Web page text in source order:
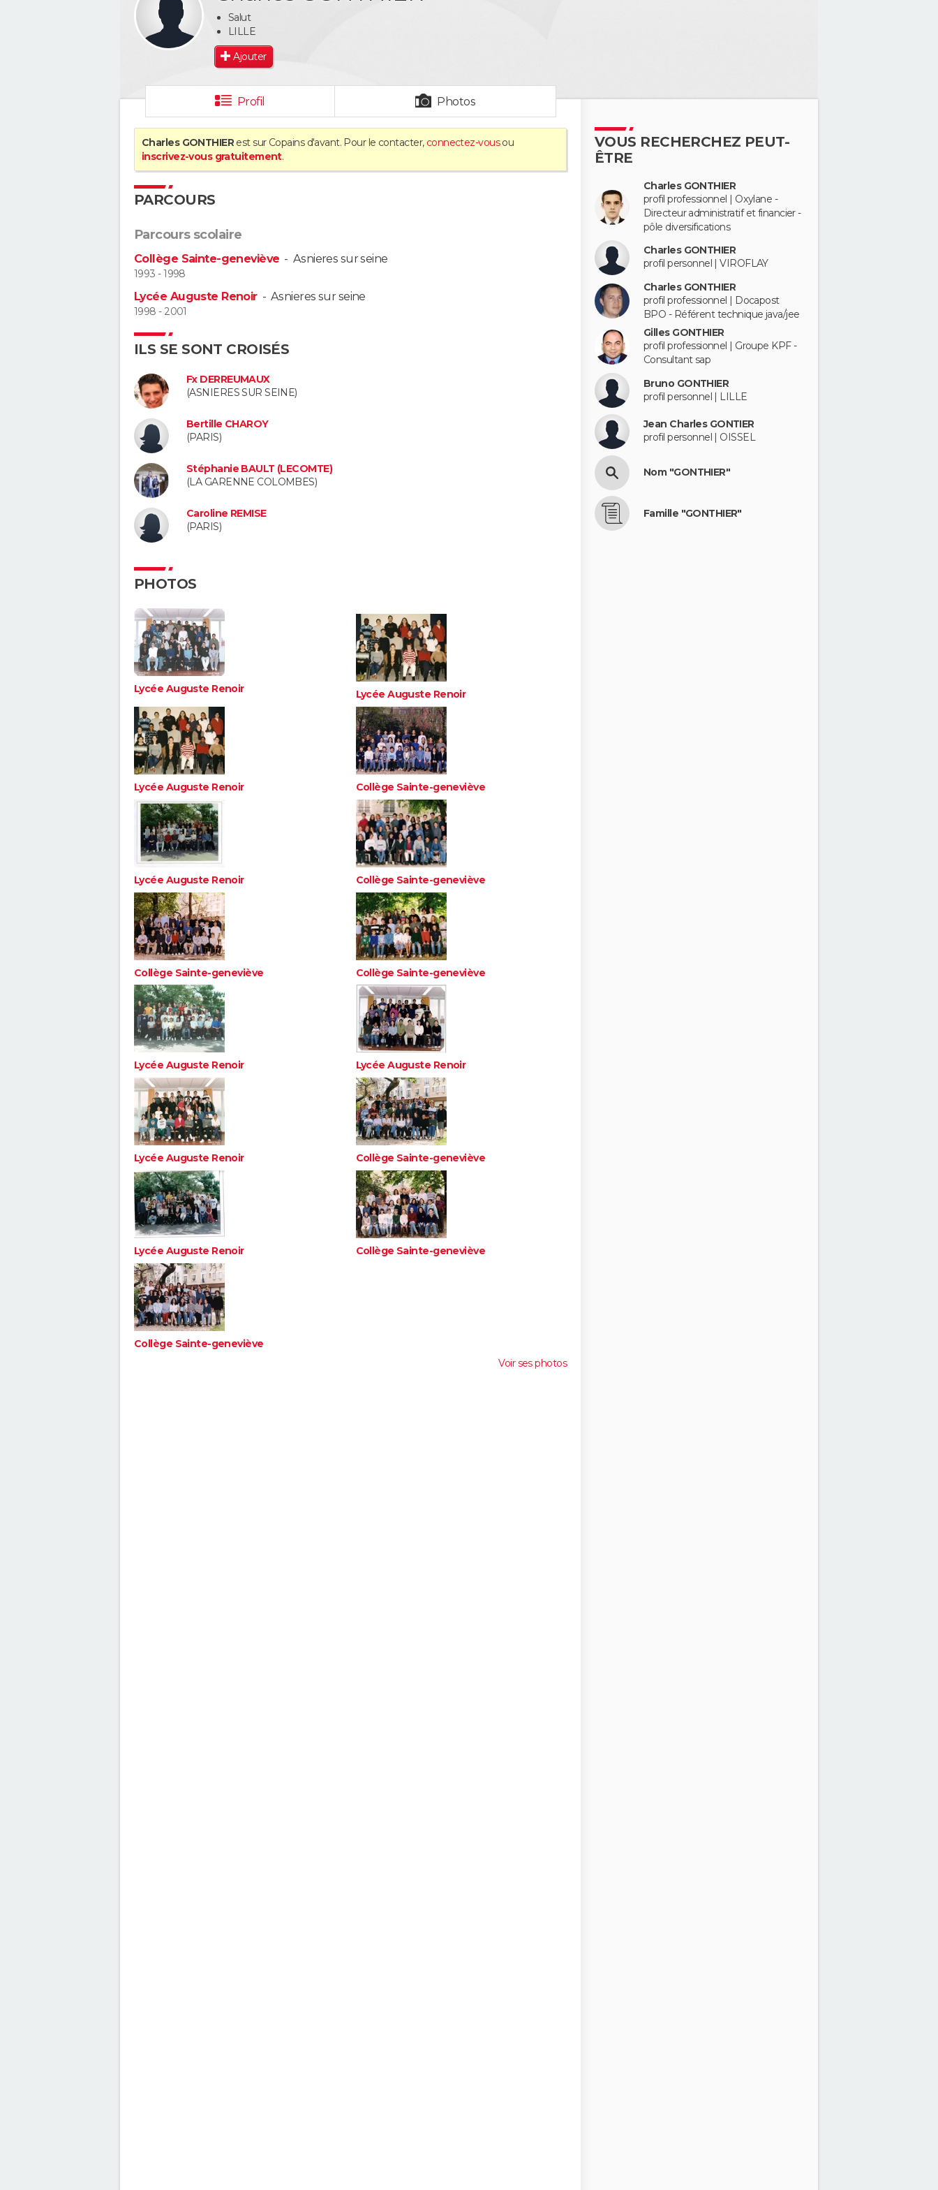
Salut
LILLE
Ajouter
Profil Photos
Charles GONTHIER est sur Copains d'avant. Pour le contacter, connectez-vousou
inscrivez-vous gratuitement.
PARCOURS
Parcours scolaire
Collège Sainte-geneviève - Asnieres sur seine
1993 - 1998
Lycée Auguste Renoir-Asnieres sur seine
1998 - 2001
ILS SE SONT CROISÉS
Fx DERREUMAUX
(ASNIERES SUR SEINE)
Bertille CHAROY
(PARIS)
Stéphanie BAULT (LECOMTE)
(LA GARENNE COLOMBES)
Caroline REMISE
(PARIS)
PHOTOS
Lycée Auguste Renoir Lycée Auguste Renoir
Lycée Auguste Renoir Collège Sainte-geneviève
Lycée Auguste Renoir Collège Sainte-geneviève
Collège Sainte-geneviève Collège Sainte-geneviève
Lycée Auguste Renoir Lycée Auguste Renoir
Lycée Auguste Renoir Collège Sainte-geneviève
Lycée Auguste Renoir Collège Sainte-geneviève
Collège Sainte-geneviève
Voir ses photos
VOUS RECHERCHEZ PEUT-
ÊTRE
Charles GONTHIER
profil professionnel | Oxylane -
Directeur administratif et financier -
pôle diversifications
Charles GONTHIER
profil personnel | VIROFLAY
Charles GONTHIER
profil professionnel | Docapost
BPO - Référent technique java/jee
Gilles GONTHIER
profil professionnel | Groupe KPF -
Consultant sap
Bruno GONTHIER
profil personnel | LILLE
Jean Charles GONTIER
profil personnel | OISSEL
Nom "GONTHIER"
Famille "GONTHIER"